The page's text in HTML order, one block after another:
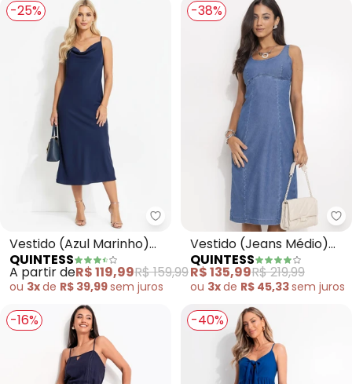
-25%
Quintess - Vestido (Azul
Vestido (Azul Marinho)
em Crepe Plano
QUINTESS
A partir deR$ 119,99R$ 159,99
ou 3xde R$ 39,99sem juros
-38%
Vestido (Jeans Médio)
em Jeans Leve
QUINTESS
R$ 135,99R$ 219,99
ou 3xde R$ 45,33sem juros
-16% -40%